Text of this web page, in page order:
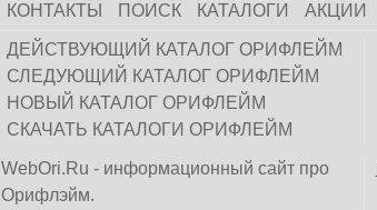
КОНТАКТЫ ПОИСК КАТАЛОГИ АКЦИИ
ДЕЙСТВУЮЩИЙ КАТАЛОГ ОРИФЛЕЙМ
СЛЕДУЮЩИЙ КАТАЛОГ ОРИФЛЕЙМ
НОВЫЙ КАТАЛОГ ОРИФЛЕЙМ
СКАЧАТЬ КАТАЛОГИ ОРИФЛЕЙМ
WebOri.Ru - информационный сайт про
Орифлэйм.